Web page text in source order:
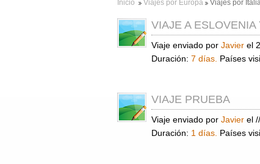
Inicio Viajes por Europa Viajes por
VIAJE A ESLOVENIA
Viaje enviado por Javier el
Duración: 7 días. Países
VIAJE PRUEBA
Viaje enviado por Javier el //.
Duración: 1 días. Países